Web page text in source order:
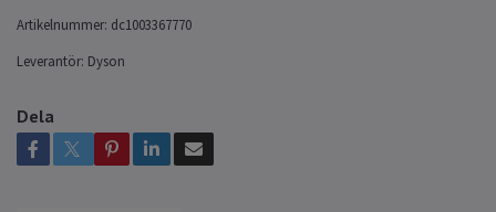
Artikelnummer: dc1003367770
Leverantör: Dyson
Dela